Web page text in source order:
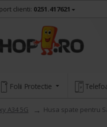
clienti: 0251.417621
Folii Protectie
A34 5G Husa spate pentru